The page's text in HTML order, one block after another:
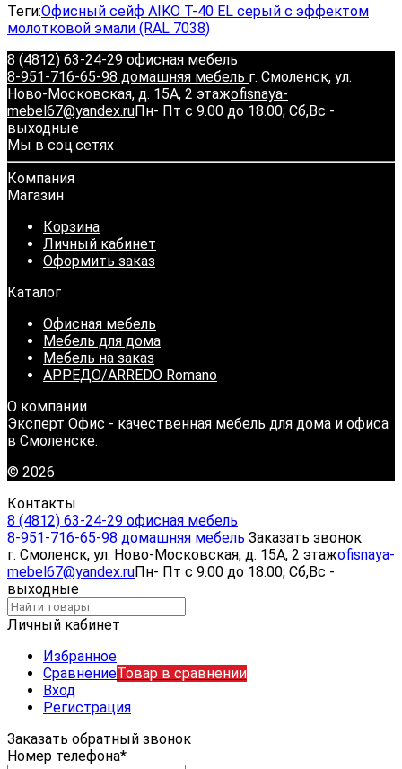
Теги:Офисный сейф AIKO Т-40 EL серый с эффектом
молотковой эмали (RAL 7038)
8 (4812) 63-24-29 офисная мебель
8-951-716-65-98 домашняя мебель г. Смоленск, ул.
Ново-Московская, д. 15А, 2 этажofisnaya-
mebel67@yandex.ruПн- Пт с 9.00 до 18.00; Сб,Вс -
выходные
Мы в соц.сетях
Компания
Магазин
Корзина
Личный кабинет
Оформить заказ
Каталог
Офисная мебель
Мебель для дома
Мебель на заказ
АРРЕДО/ARREDO Romano
О компании
Эксперт Офис - качественная мебель для дома и офиса
в Смоленске.
© 2026
Контакты
8 (4812) 63-24-29 офисная мебель
8-951-716-65-98 домашняя мебель Заказать звонок
г. Смоленск, ул. Ново-Московская, д. 15А, 2 этажofisnaya-
mebel67@yandex.ruПн- Пт с 9.00 до 18.00; Сб,Вс -
выходные
Личный кабинет
Избранное
СравнениеТовар в сравнении
Вход
Регистрация
Заказать обратный звонок
Номер телефона*